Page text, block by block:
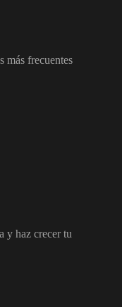
más frecuentes
y haz crecer tu